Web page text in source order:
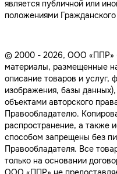
является публичной или
положениями
© 2000 - 2026, ООО «ППР»
материалы, размещенные
описание товаров и услуг,
изображения, базы
объектами авторского
Правообладателю.
распространение, а также
способом запрещены без
Правообладателя. Все
только на основании